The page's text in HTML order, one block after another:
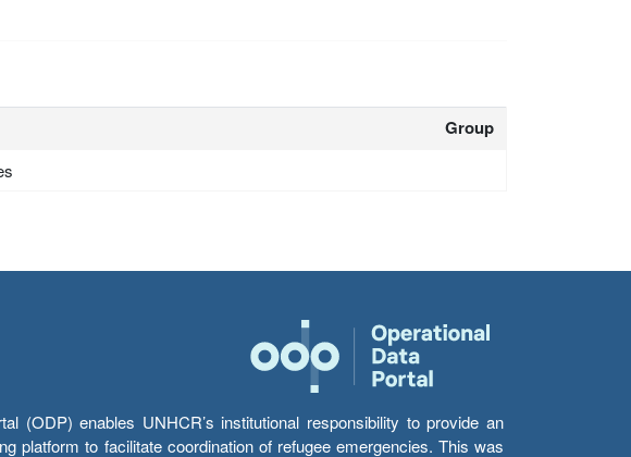
Group
(ODP) enables UNHCR’s institutional responsibility to provide an
platform to facilitate coordination of refugee emergencies. This was